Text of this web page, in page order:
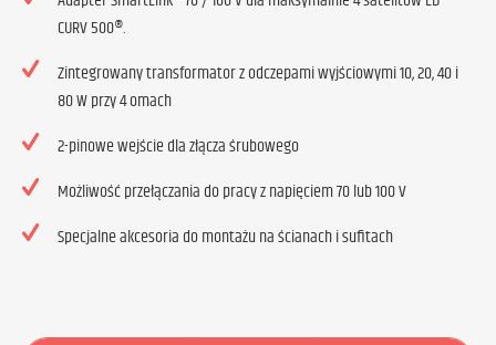
CURV 500®.
Zintegrowany transformator z odczepami wyjściowymi 10, 20, 40 i
80 W przy 4 omach
2-pinowe wejście dla złącza śrubowego
Możliwość przełączania do pracy z napięciem 70 lub 100 V
Specjalne akcesoria do montażu na ścianach i sufitach